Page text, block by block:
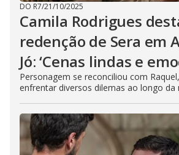
DO R7/21/10/2025
Camila Rodrigues
redenção de Sera em
Jó: ‘Cenas lindas e
Personagem se reconciliou com
enfrentar diversos dilemas ao longo da